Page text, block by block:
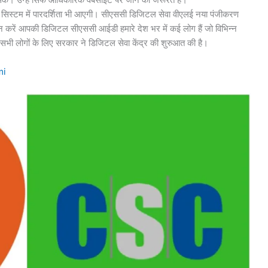
में पारदर्शिता भी आएगी। सीएससी डिजिटल सेवा वीएलई नया पंजीकरण
आपकी डिजिटल सीएससी आईडी हमारे देश भर में कई लोग हैं जो विभिन्न
लोगों के लिए सरकार ने डिजिटल सेवा केंद्र की शुरुआत की है।